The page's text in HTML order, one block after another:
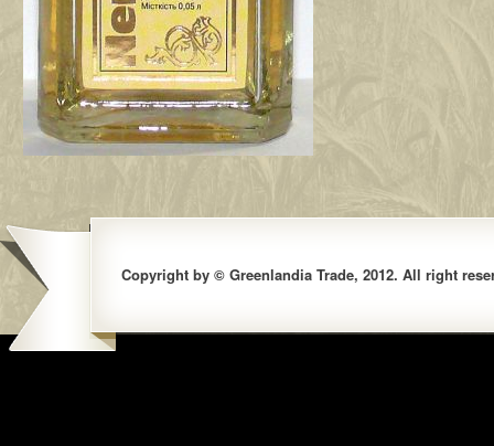
Copyright by © Greenlandia Trade, 2012. All right